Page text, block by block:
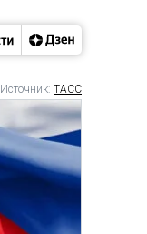
Источник: ТАСС